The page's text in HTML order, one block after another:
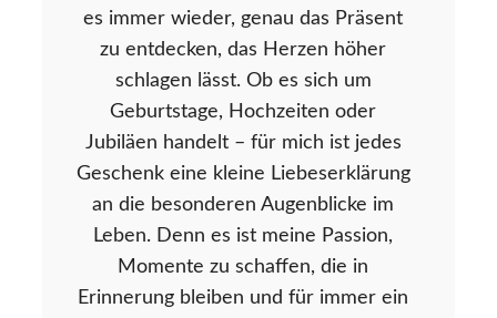
es immer wieder, genau das Präsent
zu entdecken, das Herzen höher
schlagen lässt. Ob es sich um
Geburtstage, Hochzeiten oder
Jubiläen handelt – für mich ist jedes
Geschenk eine kleine Liebeserklärung
an die besonderen Augenblicke im
Leben. Denn es ist meine Passion,
Momente zu schaffen, die in
Erinnerung bleiben und für immer ein